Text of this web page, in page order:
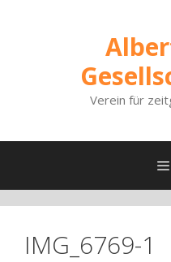
Verein für
IMG_6769-1